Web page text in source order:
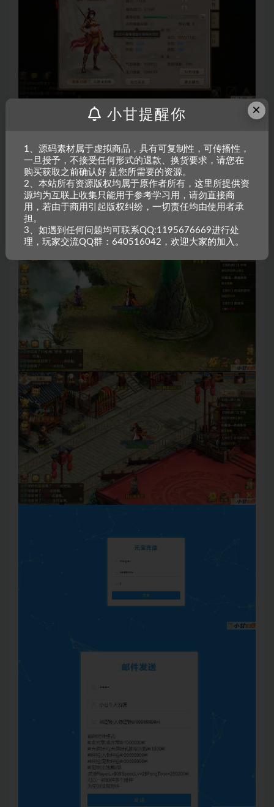
×
小甘提醒你
1、源码素材属于虚拟商品，具有可复制性，可传播性，
一旦授予，不接受任何形式的退款、换货要求，请您在
购买获取之前确认好 是您所需要的资源。
2、本站所有资源版权均属于原作者所有，这里所提供资
源均为互联上收集只能用于参考学习用，请勿直接商
用，若由于商用引起版权纠纷，一切责任均由使用者承
担。
3、如遇到任何问题均可联系QQ:1195676669进行处
理，玩家交流QQ群：640516042，欢迎大家的加入。